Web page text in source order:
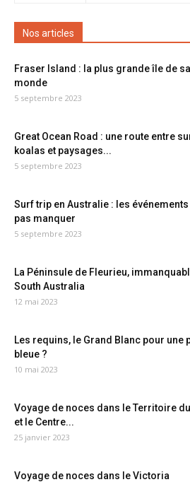
Nos articles
Fraser Island : la plus grande île de
monde
5 septembre 2023
Great Ocean Road : une route entre
koalas et paysages...
5 septembre 2023
Surf trip en Australie : les événements
pas manquer
5 septembre 2023
La Péninsule de Fleurieu,
South Australia
12 mai 2023
Les requins, le Grand Blanc pour une
bleue ?
10 mai 2023
Voyage de noces dans le Territoire
et le Centre...
25 janvier 2023
Voyage de noces dans le Victoria